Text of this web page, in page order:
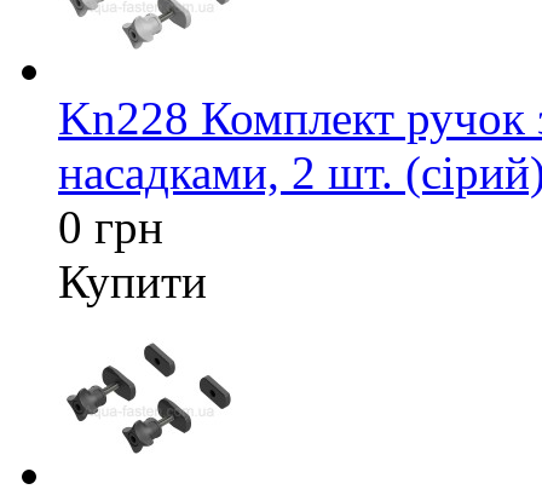
Kn228 Комплект ручок
насадками, 2 шт.
0 грн
Купити